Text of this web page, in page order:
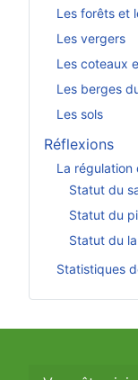
Les forêts et
Les vergers
Les coteaux
Les berges
Les sols
Réflexions
La régulation
Statut du
Statut du
Statut du
Statistiques